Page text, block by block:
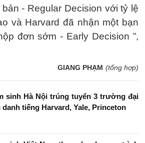
- Regular Decision với tỷ lệ
và Harvard đã nhận một bạn
đơn sớm - Early Decision ”,
GIANG PHẠM (tổng hợp)
sinh Hà Nội trúng tuyển 3 trường đại
danh tiếng Harvard, Yale, Princeton